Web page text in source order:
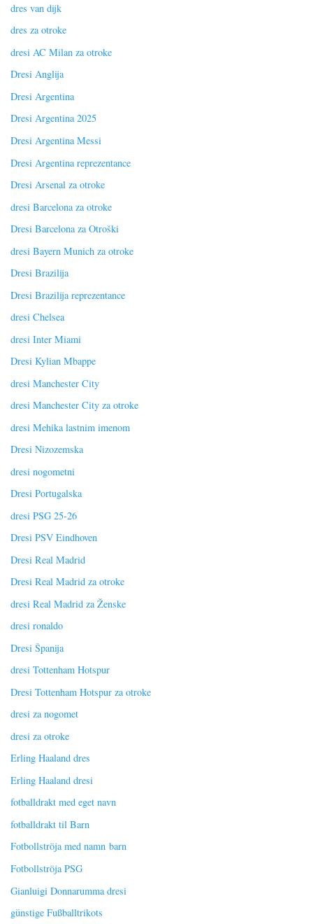
dres van dijk
dres za otroke
dresi AC Milan za otroke
Dresi Anglija
Dresi Argentina
Dresi Argentina 2025
Dresi Argentina Messi
Dresi Argentina reprezentance
Dresi Arsenal za otroke
dresi Barcelona za otroke
Dresi Barcelona za Otroški
dresi Bayern Munich za otroke
Dresi Brazilija
Dresi Brazilija reprezentance
dresi Chelsea
dresi Inter Miami
Dresi Kylian Mbappe
dresi Manchester City
dresi Manchester City za otroke
dresi Mehika lastnim imenom
Dresi Nizozemska
dresi nogometni
Dresi Portugalska
dresi PSG 25-26
Dresi PSV Eindhoven
Dresi Real Madrid
Dresi Real Madrid za otroke
dresi Real Madrid za Ženske
dresi ronaldo
Dresi Španija
dresi Tottenham Hotspur
Dresi Tottenham Hotspur za otroke
dresi za nogomet
dresi za otroke
Erling Haaland dres
Erling Haaland dresi
fotballdrakt med eget navn
fotballdrakt til Barn
Fotbollströja med namn barn
Fotbollströja PSG
Gianluigi Donnarumma dresi
günstige Fußballtrikots